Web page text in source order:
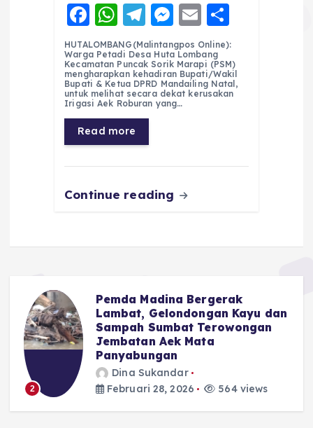
F
a
c
e
b
o
o
k
W
h
a
ts
A
p
p
T
el
e
g
r
a
m
M
e
ss
e
n
E
m
ai
l
h
a
re
HUTALOMBANG(Malintangpos Online):
Warga Petadi Desa Huta Lombang
Kecamatan Puncak Sorik Marapi (PSM)
mengharapkan kehadiran Bupati/Wakil
Bupati & Ketua DPRD Mandailing Natal,
untuk melihat secara dekat kerusakan
Irigasi Aek Roburan yang…
Read more
Continue reading
2
Pemda Madina Bergerak
Lambat, Gelondongan Kayu dan
Sampah Sumbat Terowongan
Jembatan Aek Mata
Panyabungan
Dina Sukandar
Februari 28, 2026
564 views